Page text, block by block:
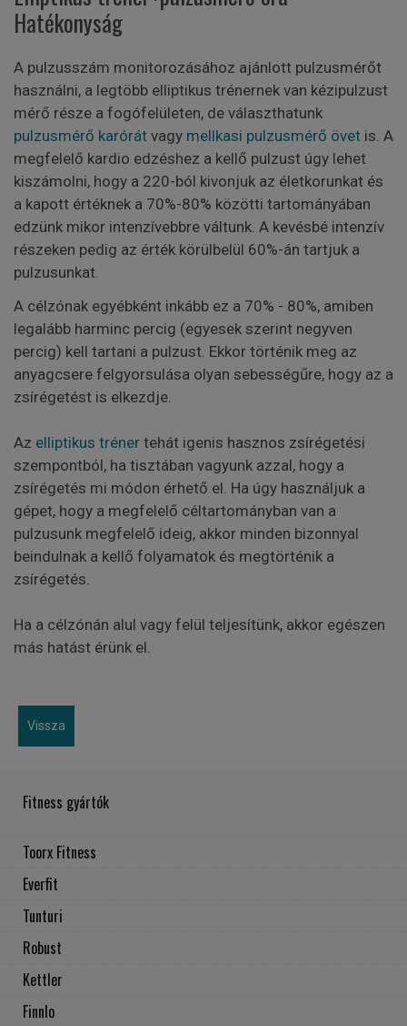
Hatékonyság
A pulzusszám monitorozásához ajánlott pulzusmérőt
használni, a legtöbb elliptikus trénernek van kézipulzust
mérő része a fogófelületen, de választhatunk
pulzusmérő karórát vagy mellkasi pulzusmérő övet is. A
megfelelő kardio edzéshez a kellő pulzust úgy lehet
kiszámolni, hogy a 220-ból kivonjuk az életkorunkat és
a kapott értéknek a 70%-80% közötti tartományában
edzünk mikor intenzívebbre váltunk. A kevésbé intenzív
részeken pedig az érték körülbelül 60%-án tartjuk a
pulzusunkat.
A célzónak egyébként inkább ez a 70% - 80%, amiben
legalább harminc percig (egyesek szerint negyven
percig) kell tartani a pulzust. Ekkor történik meg az
anyagcsere felgyorsulása olyan sebességűre, hogy az a
zsírégetést is elkezdje.
Az elliptikus tréner tehát igenis hasznos zsírégetési
szempontból, ha tisztában vagyunk azzal, hogy a
zsírégetés mi módon érhető el. Ha úgy használjuk a
gépet, hogy a megfelelő céltartományban van a
pulzusunk megfelelő ideig, akkor minden bizonnyal
beindulnak a kellő folyamatok és megtörténik a
zsírégetés.
Ha a célzónán alul vagy felül teljesítünk, akkor egészen
más hatást érünk el.
Vissza
Fitness gyártók
Toorx Fitness
Everfit
Tunturi
Robust
Kettler
Finnlo